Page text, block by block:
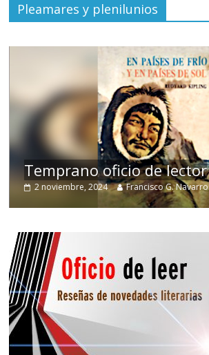
Pleamares y plenilunios
Temprano oficio de lector
2 noviembre, 2024 Francisco G. Navarro